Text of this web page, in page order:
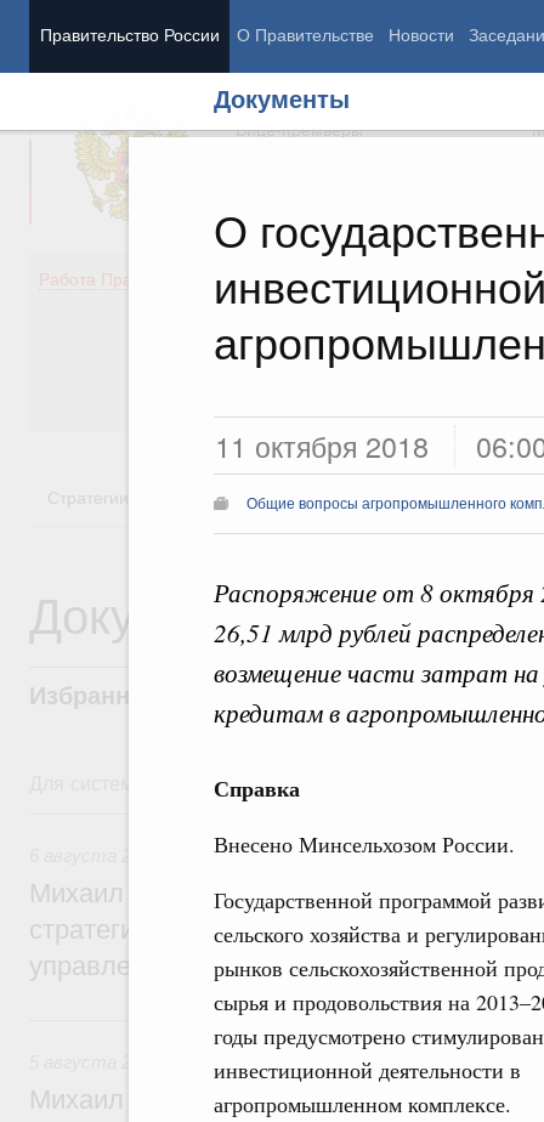
Правительство России О Правительстве Новости
Документы
О
11 октября 2018
Общие вопросы агропромышленного
Распоряжение от 8 октября
26,51 млрд рублей
возмещение части затрат
кредитам в
Справка
Внесено Минсельхозом России.
Государственной программой
сельского хозяйства и
рынков сельскохозяйственной
сырья и продовольствия на
годы предусмотрено
инвестиционной деятельности в
агропромышленном комплексе.
Председатель Правительства
Вице-премьеры
Работа Правительства
Демография
Здоровье
Культура
Стратегии Государственные программы
Документы
Избранные документы со справками к
Для системного поиска перейдите в раздел "Поиск по
Технологическое развитие. Инновации
Михаил Мишустин дал поручения по
стратегической сессии о
управления научно-технологическим
5 августа, среда
Вопросы производительности труда и
Михаил Мишустин дал поручения по